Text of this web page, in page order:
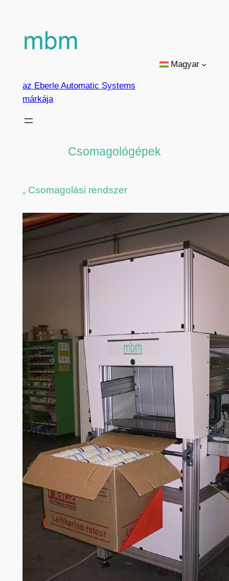
tartalomhoz
az Eberle Automatic Systems
márkája
Magyar
Csomagológépek
„ Csomagolási rendszer